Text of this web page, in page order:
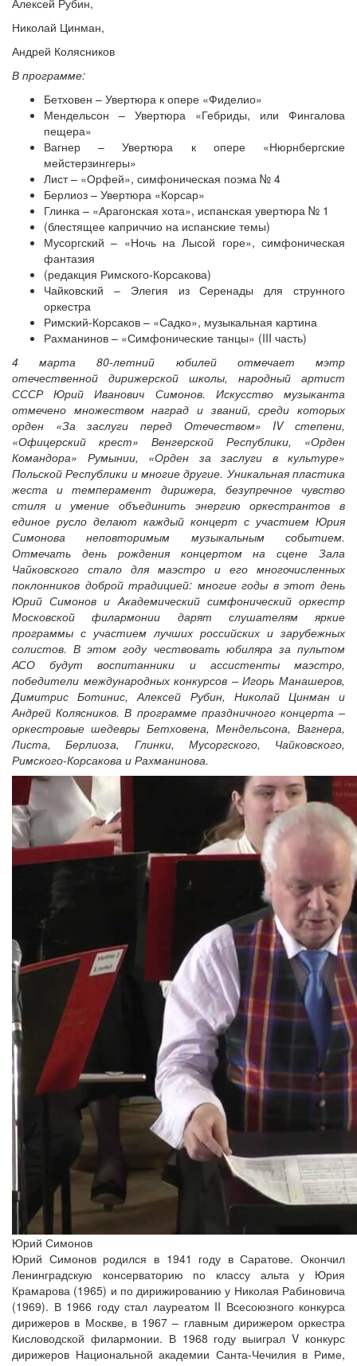
Алексей Рубин,
Николай Цинман,
Андрей Колясников
В программе:
Бетховен – Увертюра к опере «Фиделио»
Мендельсон – Увертюра «Гебриды, или Фингалова
пещера»
Вагнер – Увертюра к опере «Нюрнбергские
мейстерзингеры»
Лист – «Орфей», симфоническая поэма № 4
Берлиоз – Увертюра «Корсар»
Глинка – «Арагонская хота», испанская увертюра № 1
(блестящее каприччио на испанские темы)
Мусоргский – «Ночь на Лысой горе», симфоническая
фантазия
(редакция Римского-Корсакова)
Чайковский – Элегия из Серенады для струнного
оркестра
Римский-Корсаков – «Садко», музыкальная картина
Рахманинов – «Симфонические танцы» (III часть)
4 марта 80-летний юбилей отмечает мэтр
отечественной дирижерской школы, народный артист
СССР Юрий Иванович Симонов. Искусство музыканта
отмечено множеством наград и званий, среди которых
орден «За заслуги перед Отечеством» IV степени,
«Офицерский крест» Венгерской Республики, «Орден
Командора» Румынии, «Орден за заслуги в культуре»
Польской Республики и многие другие. Уникальная пластика
жеста и темперамент дирижера, безупречное чувство
стиля и умение объединить энергию оркестрантов в
единое русло делают каждый концерт с участием Юрия
Симонова неповторимым музыкальным событием.
Отмечать день рождения концертом на сцене Зала
Чайковского стало для маэстро и его многочисленных
поклонников доброй традицией: многие годы в этот день
Юрий Симонов и Академический симфонический оркестр
Московской филармонии дарят слушателям яркие
программы с участием лучших российских и зарубежных
солистов. В этом году чествовать юбиляра за пультом
АСО будут воспитанники и ассистенты маэстро,
победители международных конкурсов – Игорь Манашеров,
Димитрис Ботинис, Алексей Рубин, Николай Цинман и
Андрей Колясников. В программе праздничного концерта –
оркестровые шедевры Бетховена, Мендельсона, Вагнера,
Листа, Берлиоза, Глинки, Мусоргского, Чайковского,
Римского-Корсакова и Рахманинова.
Юрий Симонов
Юрий Симонов родился в 1941 году в Саратове. Окончил
Ленинградскую консерваторию по классу альта у Юрия
Крамарова (1965) и по дирижированию у Николая Рабиновича
(1969). В 1966 году стал лауреатом II Всесоюзного конкурса
дирижеров в Москве, в 1967 – главным дирижером оркестра
Кисловодской филармонии. В 1968 году выиграл V конкурс
дирижеров Национальной академии Санта-Чечилия в Риме,